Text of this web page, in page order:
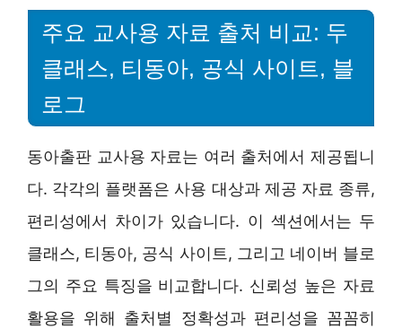
주요 교사용 자료 출처 비교: 두
클래스, 티동아, 공식 사이트, 블
로그
동아출판 교사용 자료는 여러 출처에서 제공됩니
다. 각각의 플랫폼은 사용 대상과 제공 자료 종류,
편리성에서 차이가 있습니다. 이 섹션에서는 두
클래스, 티동아, 공식 사이트, 그리고 네이버 블로
그의 주요 특징을 비교합니다. 신뢰성 높은 자료
활용을 위해 출처별 정확성과 편리성을 꼼꼼히